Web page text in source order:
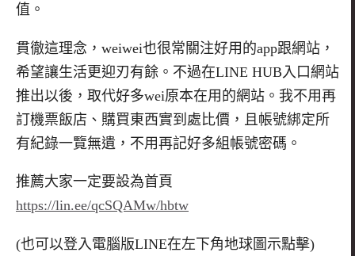
值。
貫徹這理念，weiwei也很常關注好用的app跟網站，
希望讓生活更迎刃有餘。不過在LINE HUB入口網站
推出以後，取代好多wei原本在用的網站。我不用再
訂機票飯店、購買東西實到處比價，且帳號綁定所
有紀錄一覽無遺，不用再記好多組帳號密碼。
推薦大家一定要設為首頁
https://lin.ee/qcSQAMw/hbtw
(也可以登入電腦版LINE在左下角地球圖示點擊)